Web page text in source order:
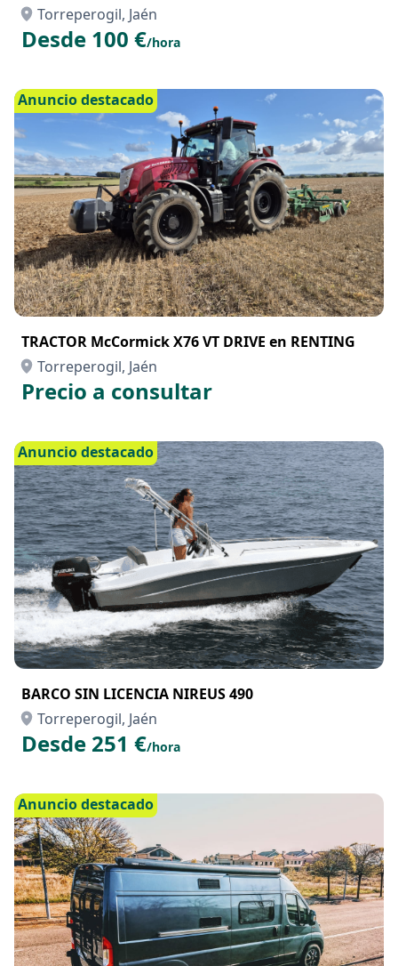
Torreperogil, Jaén
Desde 100 €/hora
Anuncio destacado
TRACTOR McCormick X76 VT DRIVE en RENTING
Torreperogil, Jaén
Precio a consultar
Anuncio destacado
BARCO SIN LICENCIA NIREUS 490
Torreperogil, Jaén
Desde 251 €/hora
Anuncio destacado